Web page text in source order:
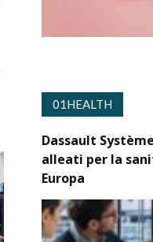
01HEALTH
Dassault
alleati per la
Europa